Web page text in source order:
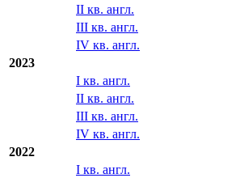
II кв. англ.
III кв. англ.
IV кв. англ.
2023
I кв. англ.
II кв. англ.
III кв. англ.
IV кв. англ.
2022
I кв. англ.